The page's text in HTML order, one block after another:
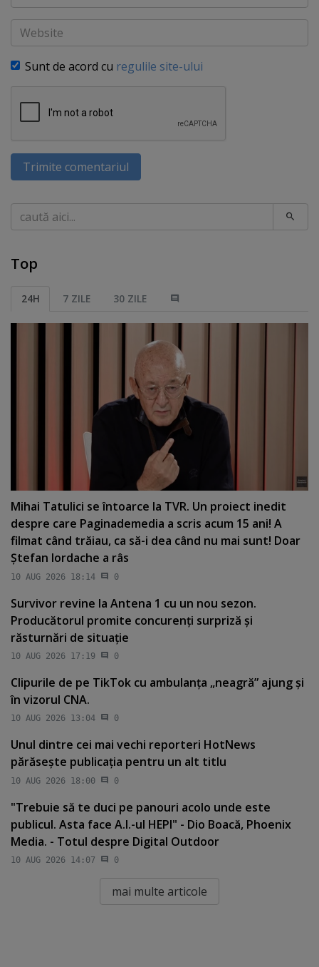
Website
Sunt de acord cu regulile site-ului
Trimite comentariul
Caută
Top
24H 7 ZILE 30 ZILE
Mihai Tatulici se întoarce la TVR. Un proiect inedit
despre care Paginademedia a scris acum 15 ani! A
filmat când trăiau, ca să-i dea când nu mai sunt! Doar
Ştefan Iordache a râs
10 AUG 2026 18:14 0
Survivor revine la Antena 1 cu un nou sezon.
Producătorul promite concurenţi surpriză şi
răsturnări de situaţie
10 AUG 2026 17:19 0
Clipurile de pe TikTok cu ambulanţa „neagră” ajung şi
în vizorul CNA.
10 AUG 2026 13:04 0
Unul dintre cei mai vechi reporteri HotNews
părăseşte publicaţia pentru un alt titlu
10 AUG 2026 18:00 0
"Trebuie să te duci pe panouri acolo unde este
publicul. Asta face A.I.-ul HEPI" - Dio Boacă, Phoenix
Media. - Totul despre Digital Outdoor
10 AUG 2026 14:07 0
mai multe articole